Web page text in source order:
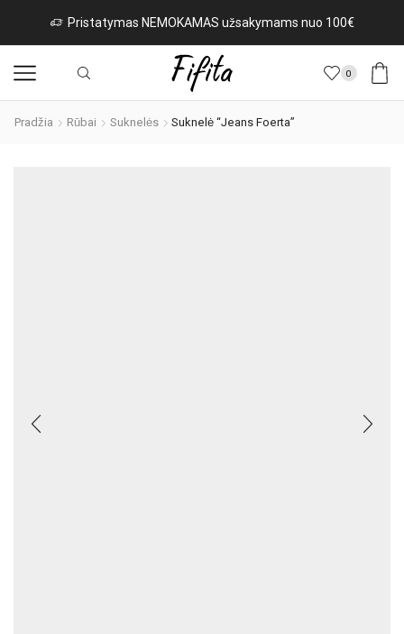
Pristatymas NEMOKAMAS užsakymams nuo 100€
0
Pradžia Rūbai Suknelės Suknelė “Jeans Foerta”